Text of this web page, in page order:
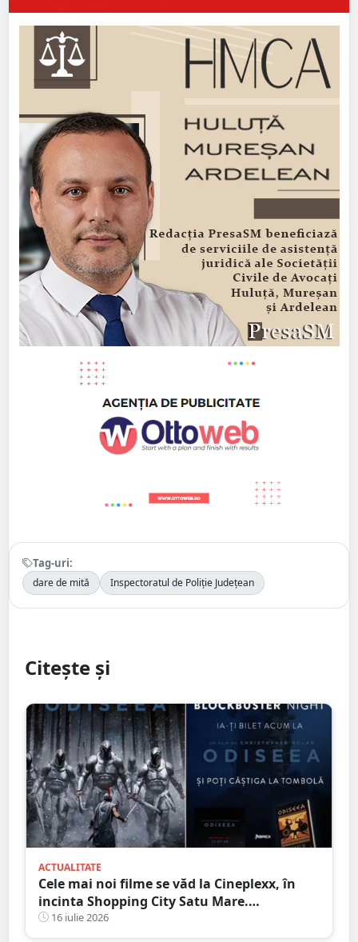
Tag-uri:
dare de mită Inspectoratul de Poliție Județean
Citește și
ACTUALITATE
Cele mai noi filme se văd la Cineplexx, în
incinta Shopping City Satu Mare.
Blockbuster Night: Odiseea
16 iulie 2026